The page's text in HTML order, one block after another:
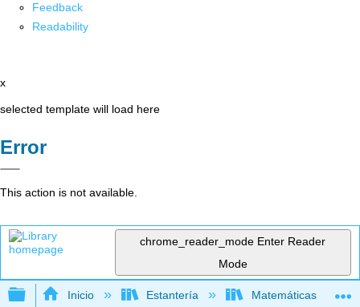
Feedback
Readability
x
selected template will load here
Error
This action is not available.
chrome_reader_mode Enter Reader
Mode
Expandir/contraer jerarquía global
Inicio Estantería Matemáticas